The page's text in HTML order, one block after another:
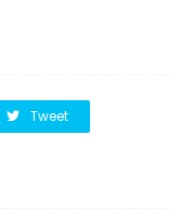
Tweet